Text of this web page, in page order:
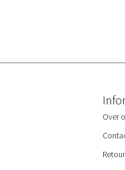
Over